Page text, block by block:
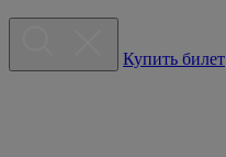
Купить билет